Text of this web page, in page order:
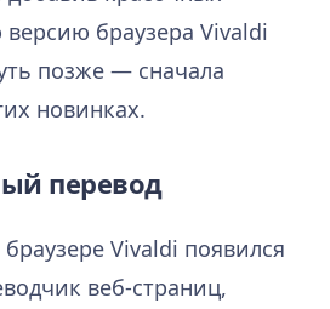
браузера Vivaldi
позже — сначала
новинках.
перевод
Vivaldi появился
веб-страниц,